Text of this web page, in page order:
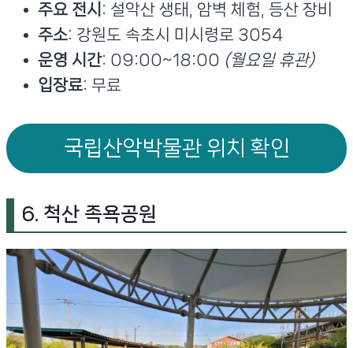
주요 전시 : 설악산 생태, 암벽 체험, 등산 장비
주소: 강원도 속초시 미시령로 3054
운영 시간: 09:00~18:00 (월요일 휴관)
입장료: 무료
국립산악박물관 위치 확인
6. 척산 족욕공원